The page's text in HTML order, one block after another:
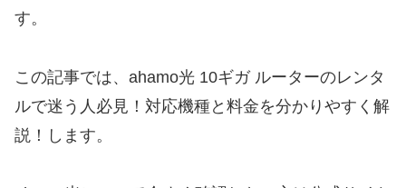
す。
この記事では、ahamo光 10ギガ ルーターのレンタ
ルで迷う人必見！対応機種と料金を分かりやすく解
説！します。